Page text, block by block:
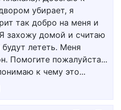
убирает, я
так добро на меня и
захожу домой и считаю
лететь. Меня
Помогите пожалуйста...
к чему это...